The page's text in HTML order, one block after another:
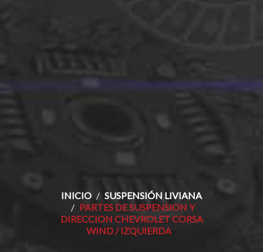
INICIO
SUSPENSIÓN LIVIANA
PARTES DE SUSPENSION Y
DIRECCION CHEVROLET CORSA
WIND / IZQUIERDA